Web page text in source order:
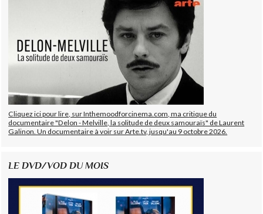
Cliquez ici pour lire, sur Inthemoodforcinema.com, ma critique du
documentaire "Delon - Melville, la solitude de deux samouraïs" de Laurent
Galinon. Un documentaire à voir sur Arte.tv, jusqu'au 9 octobre 2026.
LE DVD/VOD DU MOIS